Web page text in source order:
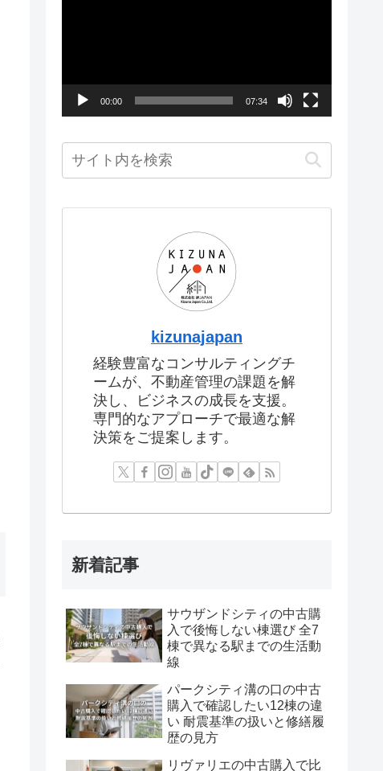
00:00 07:34
kizunajapan
経験豊富なコンサルティングチ
ームが、不動産管理の課題を解
決し、ビジネスの成長を支援。
専門的なアプローチで最適な解
決策をご提案します。
新着記事
サウザンドシティの中古購
入で後悔しない棟選び 全7
棟で異なる駅までの生活動
線
パークシティ溝の口の中古
購入で確認したい12棟の違
い 耐震基準の扱いと修繕履
歴の見方
リヴァリエの中古購入で比